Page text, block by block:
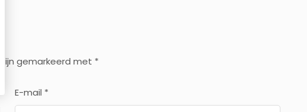
gemarkeerd met *
E-mail *